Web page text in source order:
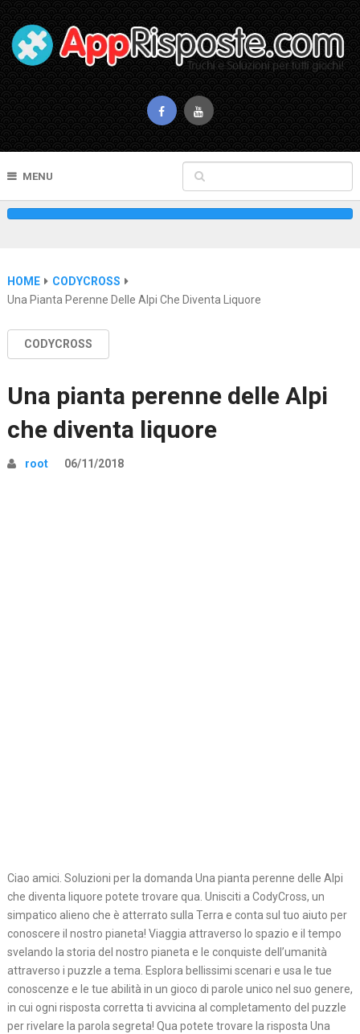
MENU
HOME
CODYCROSS
Una Pianta Perenne Delle Alpi Che Diventa Liquore
CODYCROSS
Una pianta perenne delle Alpi
che diventa liquore
root 06/11/2018
Ciao amici. Soluzioni per la domanda Una pianta perenne delle Alpi
che diventa liquore potete trovare qua. Unisciti a CodyCross, un
simpatico alieno che è atterrato sulla Terra e conta sul tuo aiuto per
conoscere il nostro pianeta! Viaggia attraverso lo spazio e il tempo
svelando la storia del nostro pianeta e le conquiste dell’umanità
attraverso i puzzle a tema. Esplora bellissimi scenari e usa le tue
conoscenze e le tue abilità in un gioco di parole unico nel suo genere,
in cui ogni risposta corretta ti avvicina al completamento del puzzle
per rivelare la parola segreta! Qua potete trovare la risposta Una